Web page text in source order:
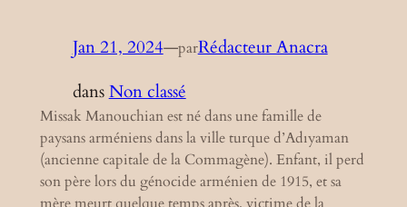
Jan 21, 2024—parRédacteur Anacra
dansNon classé
Missak Manouchian est né dans une famille de
paysans arméniens dans la ville turque d’Adıyaman
(ancienne capitale de la Commagène). Enfant, il perd
son père lors du génocide arménien de 1915, et sa
mère meurt quelque temps après, victime de la